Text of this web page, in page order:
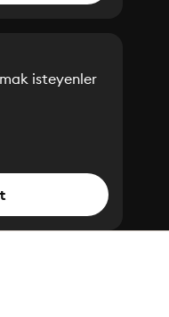
isteyenler